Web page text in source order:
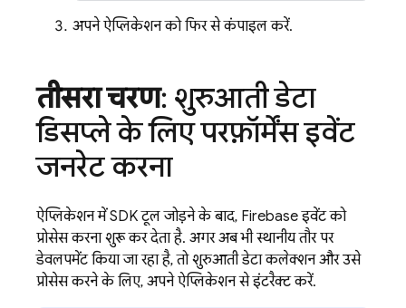
अपने ऐप्लिकेशन को फिर से कंपाइल करें.
तीसरा चरण: शुरुआती डेटा
डिसप्ले के लिए परफ़ॉर्मेंस इवेंट
जनरेट करना
ऐप्लिकेशन में SDK टूल जोड़ने के बाद, Firebase इवेंट को
प्रोसेस करना शुरू कर देता है. अगर अब भी स्थानीय तौर पर
डेवलपमेंट किया जा रहा है, तो शुरुआती डेटा कलेक्शन और उसे
प्रोसेस करने के लिए, अपने ऐप्लिकेशन से इंटरैक्ट करें.